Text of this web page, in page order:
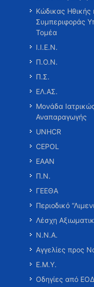
Κώδικας Ηθικής
Συμπεριφοράς
Τομέα
Ι.Ι.Ε.Ν.
Π.Ο.Ν.
Π.Σ.
ΕΛ.ΑΣ.
Μονάδα
Αναπαραγωγής
UNHCR
CEPOL
ΕΑΑΝ
Π.Ν.
ΓΕΕΘΑ
Περιοδικό
Λέσχη
Ν.Ν.Α.
Αγγελίες προς
Ε.Μ.Υ.
Οδηγίες από